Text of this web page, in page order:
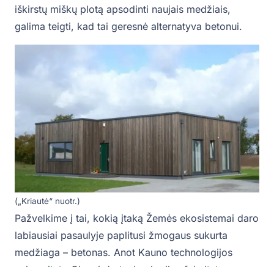
iškirstų miškų plotą apsodinti naujais medžiais,
galima teigti, kad tai geresnė alternatyva betonui.
(„Kriautė“ nuotr.)
Pažvelkime į tai, kokią įtaką Žemės ekosistemai daro
labiausiai pasaulyje paplitusi žmogaus sukurta
medžiaga – betonas. Anot Kauno technologijos